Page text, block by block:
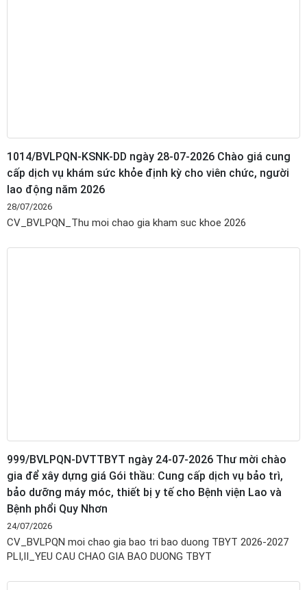
1014/BVLPQN-KSNK-DD ngày 28-07-2026 Chào giá cung
cấp dịch vụ khám sức khỏe định kỳ cho viên chức, người
lao động năm 2026
28/07/2026
CV_BVLPQN_Thu moi chao gia kham suc khoe 2026
999/BVLPQN-DVTTBYT ngày 24-07-2026 Thư mời chào
gia để xây dựng giá Gói thầu: Cung cấp dịch vụ bảo trì,
bảo dưỡng máy móc, thiết bị y tế cho Bệnh viện Lao và
Bệnh phổi Quy Nhơn
24/07/2026
CV_BVLPQN moi chao gia bao tri bao duong TBYT 2026-2027
PLI,II_YEU CAU CHAO GIA BAO DUONG TBYT